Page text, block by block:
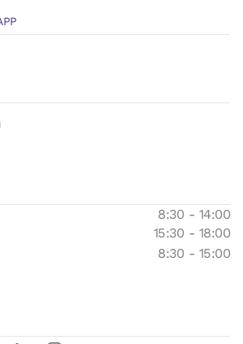
8:30 - 14:00
15:30 - 18:00
8:30 - 15:00